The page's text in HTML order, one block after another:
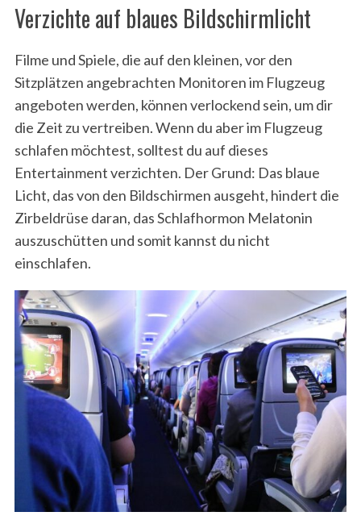
Verzichte auf blaues Bildschirmlicht
Filme und Spiele, die auf den kleinen, vor den
Sitzplätzen angebrachten Monitoren im Flugzeug
angeboten werden, können verlockend sein, um dir
die Zeit zu vertreiben. Wenn du aber im Flugzeug
schlafen möchtest, solltest du auf dieses
Entertainment verzichten. Der Grund: Das blaue
Licht, das von den Bildschirmen ausgeht, hindert die
Zirbeldrüse daran, das Schlafhormon Melatonin
auszuschütten und somit kannst du nicht
einschlafen.
e
c
f
o
r